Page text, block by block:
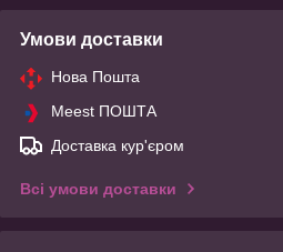
Умови доставки
Нова Пошта
Meest ПОШТА
Доставка кур'єром
Всі умови доставки